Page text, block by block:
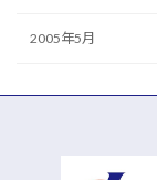
2005年5月